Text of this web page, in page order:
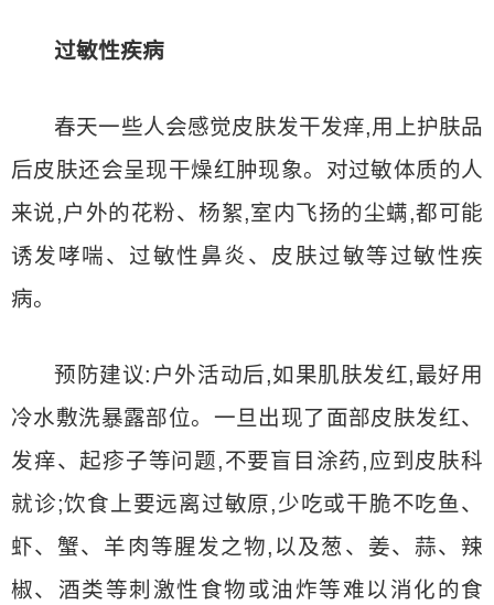
过敏性疾病
春天一些人会感觉皮肤发干发痒,用上护肤品
后皮肤还会呈现干燥红肿现象。对过敏体质的人
来说,户外的花粉、杨絮,室内飞扬的尘螨,都可能
诱发哮喘、过敏性鼻炎、皮肤过敏等过敏性疾
病。
预防建议:户外活动后,如果肌肤发红,最好用
冷水敷洗暴露部位。一旦出现了面部皮肤发红、
发痒、起疹子等问题,不要盲目涂药,应到皮肤科
就诊;饮食上要远离过敏原,少吃或干脆不吃鱼、
虾、蟹、羊肉等腥发之物,以及葱、姜、蒜、辣
椒、酒类等刺激性食物或油炸等难以消化的食